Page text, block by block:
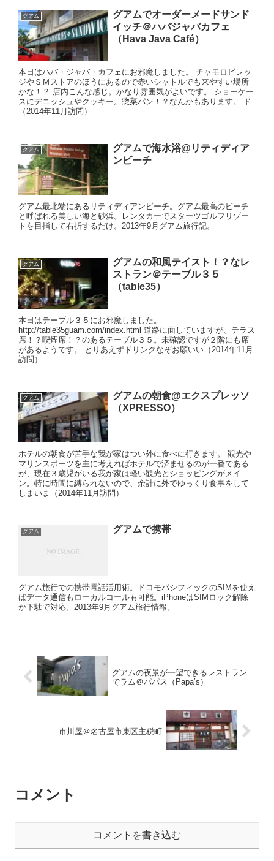
グアム
グアムでオーダーメードサンド
イッチ＠ハバジャバカフェ
（Hava Java Café）
本日はハバ・ジャバ・カフェにお邪魔しました。 チャモロビレッ
ジやＳＭストアのほうにあるので赤いシャトルでも来やすい場所
かな！？ 店内こんな感じ。かなり雰囲気がよいです。 ショーケー
スにデニッシュやクッキー。惣菜パン！？なんかもあります。 ド
（2014年11月訪問）
グアム
グアムで海水浴@リティディア
ンビーチ
グアム最北端にあるリティディアンビーチ。グアム最高のビーチ
と呼ばれる美しい海と砂浜。レンタカーでスターツゴルフリゾー
トを目指して右折するだけ。2013年9月グアム旅行記。
グアム
グアムの和風テイスト！？なレ
ストラン＠テーブル３５
（table35）
本日はテーブル３５にお邪魔しました。
http://table35guam.com/index.html 道路に面していますが、テラス
席！？喫煙席！？のあるテーブル３５。未確認ですが２階にも席
があるようです。 とりあえずドリンクなぞお願いい（2014年11月
訪問）
グアム
グアムの朝食@エクスプレッソ
（XPRESSO）
ホテルの朝食が苦手な我が家はつい外に食べに行きます。 観光や
マリンスポーツを主に考えればホテルで済ませるのが一番である
が、現在３歳児がいる我が家は軽い観光とショッピングがメイ
ン。特に時間に縛られないので、余計に外でゆっくり食事をして
しまいま（2014年11月訪問）
グアム グアムで携帯
グアム旅行での携帯電話活用術。ドコモパシフィックのSIMを使え
ばデータ通信もローカルコールも可能。iPhoneはSIMロック解除
か下駄で対応。2013年9月グアム旅行情報。
グアムの夜景が一望できるレストラン
でラム＠パパス（Papa’s）
市川屋＠名古屋市東区主税町
コメント
コメントを書き込む